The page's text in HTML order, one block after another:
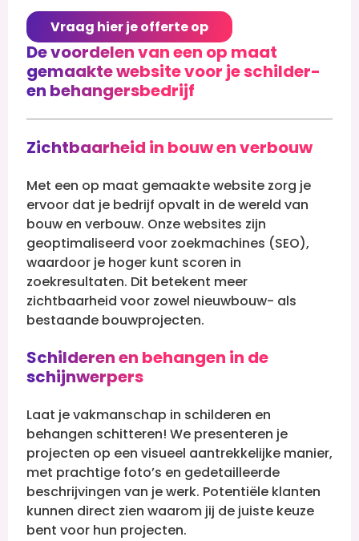
Vraag hier je offerte op
De voordelen van een op maat
gemaakte website voor je schilder-
en behangersbedrijf
Zichtbaarheid in bouw en verbouw
Met een op maat gemaakte website zorg je
ervoor dat je bedrijf opvalt in de wereld van
bouw en verbouw. Onze websites zijn
geoptimaliseerd voor zoekmachines (SEO),
waardoor je hoger kunt scoren in
zoekresultaten. Dit betekent meer
zichtbaarheid voor zowel nieuwbouw- als
bestaande bouwprojecten.
Schilderen en behangen in de
schijnwerpers
Laat je vakmanschap in schilderen en
behangen schitteren! We presenteren je
projecten op een visueel aantrekkelijke manier,
met prachtige foto’s en gedetailleerde
beschrijvingen van je werk. Potentiële klanten
kunnen direct zien waarom jij de juiste keuze
bent voor hun projecten.